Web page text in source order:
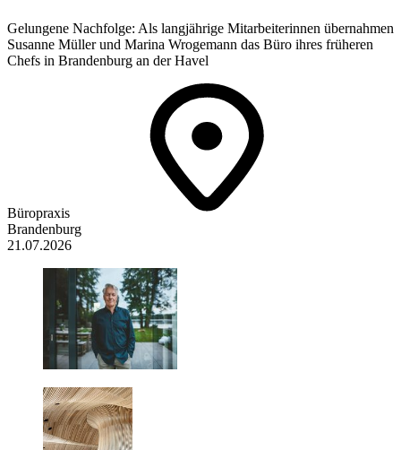
Gelungene Nachfolge: Als langjährige Mitarbeiterinnen übernahmen
Susanne Müller und Marina Wrogemann das Büro ihres früheren
Chefs in Brandenburg an der Havel
Büropraxis
Brandenburg
21.07.2026